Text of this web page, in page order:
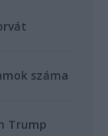
száma
Trump